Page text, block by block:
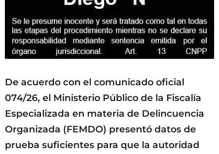
De acuerdo con el comunicado oficial
074/26, el Ministerio Público de la Fiscalía
Especializada en materia de Delincuencia
Organizada (FEMDO) presentó datos de
prueba suficientes para que la autoridad